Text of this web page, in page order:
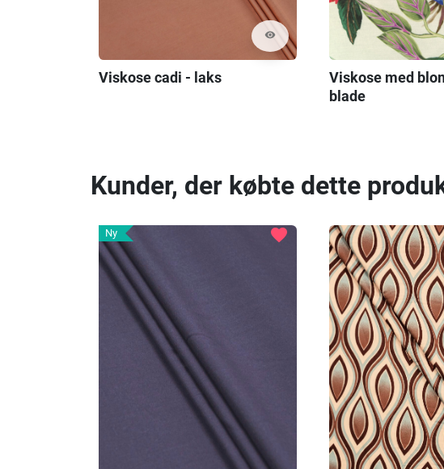
visibility
Viskose cadi - laks
Viskose med
blade
Kunder, der købte dette
Ny favorite